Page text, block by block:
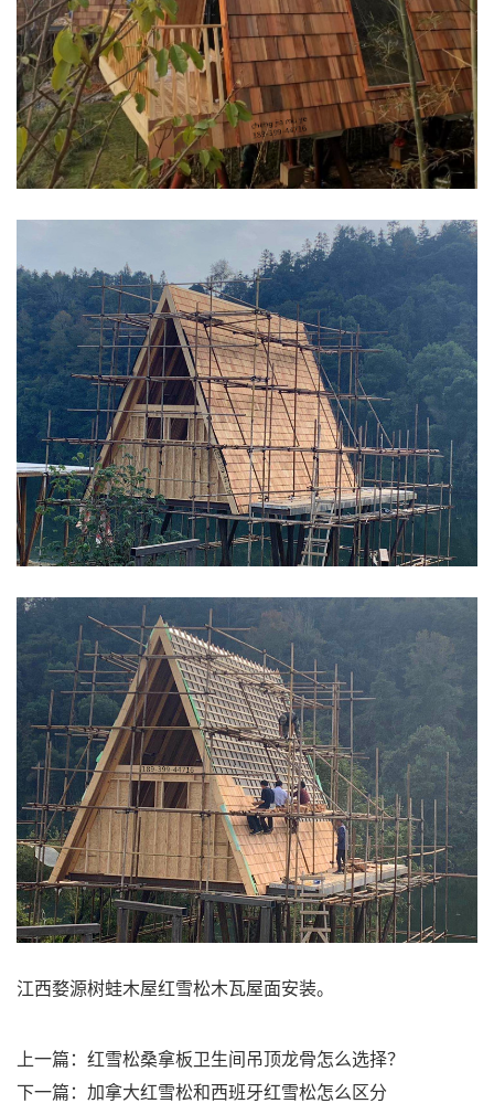
江西婺源树蛙木屋红雪松木瓦屋面安装。
上一篇： 红雪松桑拿板卫生间吊顶龙骨怎么选择？
下一篇： 加拿大红雪松和西班牙红雪松怎么区分